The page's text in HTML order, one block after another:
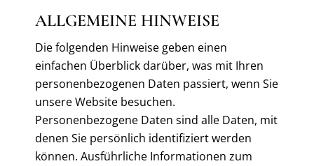
ALLGEMEINE HINWEISE
Die folgenden Hinweise geben einen
einfachen Überblick darüber, was mit Ihren
personenbezogenen Daten passiert, wenn Sie
unsere Website besuchen.
Personenbezogene Daten sind alle Daten, mit
denen Sie persönlich identifiziert werden
können. Ausführliche Informationen zum